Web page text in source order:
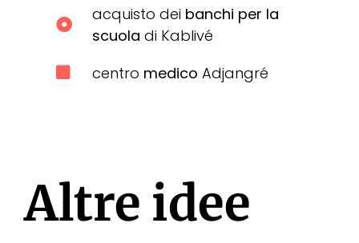
acquisto dei banchi per la
scuola di Kablivé
centro medico Adjangré
Altre idee